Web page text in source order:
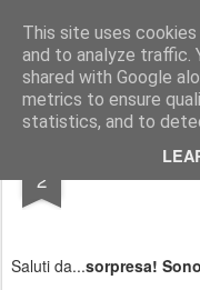
This site uses
and to analyze traffic.
shared with Google
metrics to ensure
statistics, and to
AWGifts Italia
Home
2 7
Saluti da...sorpresa!